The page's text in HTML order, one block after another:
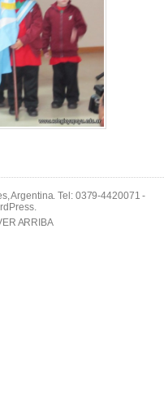
Argentina. Tel: 0379-4420071 -
.
ARRIBA